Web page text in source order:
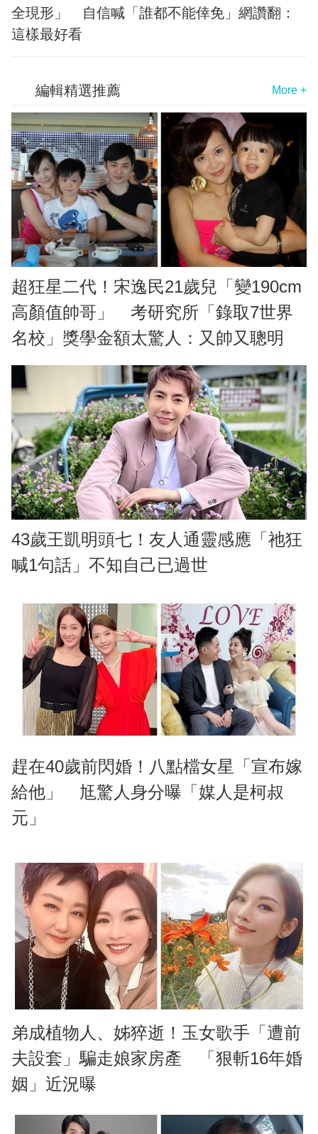
全現形」 自信喊「誰都不能倖免」網讚翻：
這樣最好看
編輯精選推薦 More +
超狂星二代！宋逸民21歲兒「變190cm
高顏值帥哥」 考研究所「錄取7世界
名校」獎學金額太驚人：又帥又聰明
43歲王凱明頭七！友人通靈感應「祂狂
喊1句話」不知自己已過世
趕在40歲前閃婚！八點檔女星「宣布嫁
給他」 尪驚人身分曝「媒人是柯叔
元」
弟成植物人、姊猝逝！玉女歌手「遭前
夫設套」騙走娘家房產 「狠斬16年婚
姻」近況曝